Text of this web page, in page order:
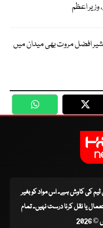
اعظم
افضل مروت بھی میدان میں
WhatsApp
ٹیم کی کاوش ہے۔ اس مواد کو بغیر
یا نقل کرنا درست نہیں۔ تمام